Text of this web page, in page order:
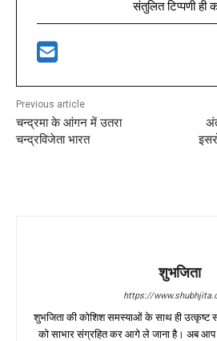
संतुलित टिप्पणी ही
Previous article
चन्द्रमा के आंगन में उतरा
चन्द्रविजेता भारत
शुभजिता
https://
शुभजिता की कोशिश समस्याओं के साथ ही उत्कृष्ट
को साभार संग्रहित कर आगे ले जाना है। अब